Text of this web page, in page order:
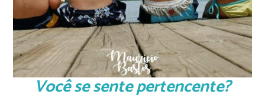
Você se sente pertencente?